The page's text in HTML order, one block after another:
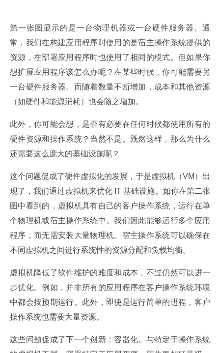
第一张图显示的是一台物理机器或一台硬件服务器。通
常，我们在构建应用程序时使用的是宿主操作系统提供的
资源，在部署应用程序时也使用了相同的模式。但如果你
想扩展应用程序该怎么办呢？在某些时候，你可能需要另
一台硬件服务器。而随着数量不断增加，成本和其他资源
（如硬件和能源消耗）也会随之增加。
此外，你可能会想，是否有必要在任何时候都使用所有的
硬件资源和操作系统？当然不是。既然这样，那么为什么
还需要这么庞大的基础设施呢？
这个问题促成了硬件虚拟化的发展，于是虚拟机（VM）出
现了，我们通过虚拟机来优化 IT 基础设施。如你在第二张
图中看到的，虚拟机具有自己的客户操作系统，运行在单
个物理机或宿主操作系统中。我们因此能够运行多个应用
程序，而无需安装大量物理机。宿主操作系统可以确保在
不同虚拟机之间进行系统性的资源分配和负载均衡。
虚拟机降低了软件维护的难度和成本，不过仍然可以进一
步优化。例如，并非所有的应用程序在客户操作系统环境
中都会按预期运行。此外，即使是运行简单的进程，客户
操作系统也需要大量资源。
这些问题促成了下一个创新：容器化。与特定于操作系统